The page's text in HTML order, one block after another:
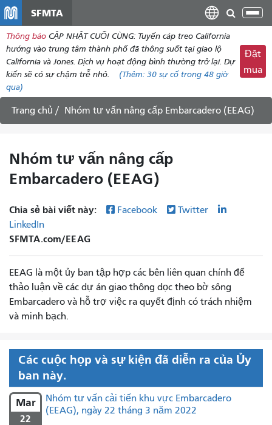
dung
SFMTA
Thông báo CẬP NHẬT CUỐI CÙNG: Tuyến cáp treo California
hướng vào trung tâm thành phố đã thông suốt tại giao lộ
California và Jones. Dịch vụ hoạt động bình thường trở lại. Dự
kiến ​​sẽ có sự chậm trễ nhỏ.
(Thêm: 30 sự cố trong 48 giờ
qua)
Đặt
mua
Trang chủ Nhóm tư vấn nâng cấp Embarcadero (EEAG)
Nhóm tư vấn nâng cấp
Embarcadero (EEAG)
Chia sẻ bài viết này: Facebook
Twitter
LinkedIn
SFMTA.com/EEAG
EEAG là một ủy ban tập hợp các bên liên quan chính để
thảo luận về các dự án giao thông dọc theo bờ sông
Embarcadero và hỗ trợ việc ra quyết định có trách nhiệm
và minh bạch.
Các cuộc họp và sự kiện đã diễn ra của Ủy
ban này.
Mar
22
Nhóm tư vấn cải tiến khu vực Embarcadero
(EEAG), ngày 22 tháng 3 năm 2022